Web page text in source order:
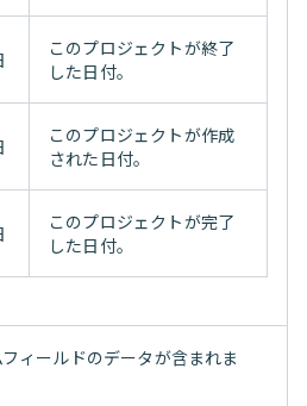
このプロジェクトが終了
した日付。
このプロジェクトが作成
された日付。
このプロジェクトが完了
した日付。
ィールドのデータが含まれま